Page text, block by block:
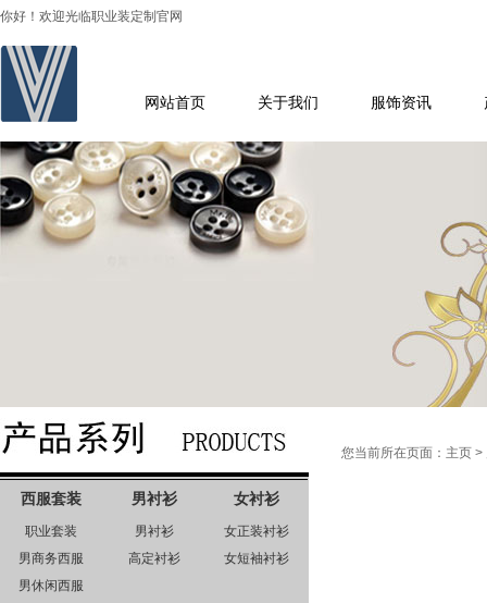
你好！欢迎光临职业装定制官网
网站首页 关于我们 服饰资讯
西服套装
职业套装
男商务西服
男休闲西服
男衬衫
男衬衫
高定衬衫
女衬衫
女正装衬衫
女短袖衬衫
您当前所在页面： 主页>